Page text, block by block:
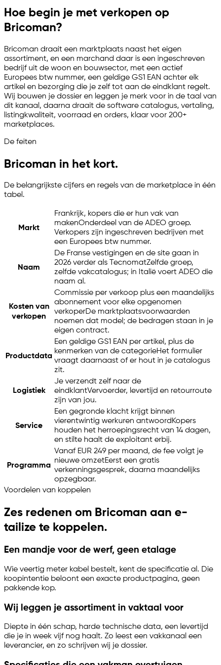
Hoe begin je met verkopen op
Bricoman?
Bricoman draait een marktplaats naast het eigen
assortiment, en een marchand daar is een ingeschreven
bedrijf uit de woon en bouwsector, met een actief
Europees btw nummer, een geldige GS1 EAN achter elk
artikel en bezorging die je zelf tot aan de eindklant regelt.
Wij bouwen je dossier en leggen je merk voor in de taal van
dit kanaal, daarna draait de software catalogus, vertaling,
listingkwaliteit, voorraad en orders, klaar voor 200+
marketplaces.
De feiten
Bricoman in het kort.
De belangrijkste cijfers en regels van de marketplace in één
tabel.
Markt
Frankrijk, kopers die er hun vak van
makenOnderdeel van de ADEO groep.
Verkopers zijn ingeschreven bedrijven met
een Europees btw nummer.
Naam
De Franse vestigingen en de site gaan in
2026 verder als TecnomatZelfde groep,
zelfde vakcatalogus; in Italië voert ADEO die
naam al.
Kosten van
verkopen
Commissie per verkoop plus een maandelijks
abonnement voor elke opgenomen
verkoperDe marktplaatsvoorwaarden
noemen dat model; de bedragen staan in je
eigen contract.
Productdata
Een geldige GS1 EAN per artikel, plus de
kenmerken van de categorieHet formulier
vraagt daarnaast of er hout in je catalogus
zit.
Logistiek
Je verzendt zelf naar de
eindklantVervoerder, levertijd en retourroute
zijn van jou.
Service
Een gegronde klacht krijgt binnen
vierentwintig werkuren antwoordKopers
houden het herroepingsrecht van 14 dagen,
en stilte haalt de exploitant erbij.
Programma
Vanaf EUR 249 per maand, de fee volgt je
nieuwe omzetEerst een gratis
verkenningsgesprek, daarna maandelijks
opzegbaar.
Voordelen van koppelen
Zes redenen om Bricoman aan e-
tailize te koppelen.
Een mandje voor de werf, geen etalage
Wie veertig meter kabel bestelt, kent de specificatie al. Die
koopintentie beloont een exacte productpagina, geen
pakkende kop.
Wij leggen je assortiment in vaktaal voor
Diepte in één schap, harde technische data, een levertijd
die je in week vijf nog haalt. Zo leest een vakkanaal een
leverancier, en zo schrijven wij je dossier.